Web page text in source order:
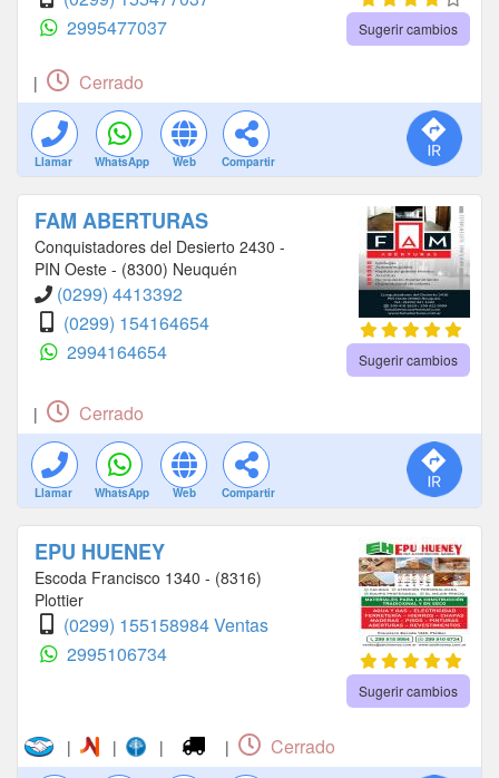
2995477037
Sugerir cambios
| Cerrado
Llamar WhatsApp Web Compartir
FAM ABERTURAS
Conquistadores del Desierto 2430 -
PIN Oeste - (8300) Neuquén
(0299) 4413392
(0299) 154164654
2994164654
Sugerir cambios
| Cerrado
Llamar WhatsApp Web Compartir
EPU HUENEY
Escoda Francisco 1340 - (8316)
Plottier
(0299) 155158984 Ventas
2995106734
Sugerir cambios
| | | | Cerrado